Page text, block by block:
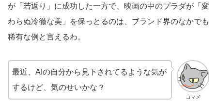
が「若返り」に成功した一方で、映画の中のプラダが「変
わらぬ冷徹な美」を保っとるのは、ブランド界のなかでも
稀有な例と言えるわ。
コマメ
最近、AIの自分から見下されてるような気が
するけど、気のせいかな？